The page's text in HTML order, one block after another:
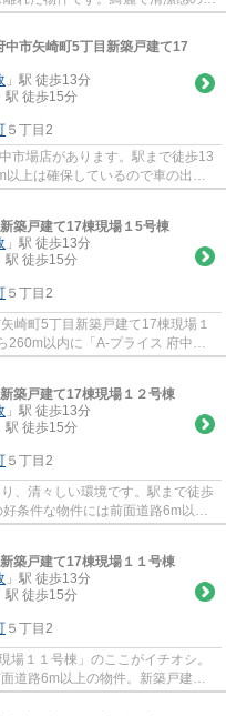
車し...
市矢崎町5丁目新築戸建て17
」駅 徒歩13分
駅 徒歩15分
５丁目2
市場店があります。駅まで徒歩13
上は確保しているので車の出し
ホーム...
築戸建て17棟現場１5号棟
」駅 徒歩13分
駅 徒歩15分
５丁目2
崎町5丁目新築戸建て17棟現場１
260m以内に「A-プライス 府中市
駅徒歩...
築戸建て17棟現場１２号棟
」駅 徒歩13分
駅 徒歩15分
５丁目2
、清々しい環境です。駅まで徒歩
条件な物件には前面道路6m以上
る西...
築戸建て17棟現場１１号棟
」駅 徒歩13分
駅 徒歩15分
５丁目2
場１１号棟」のここがイチオシ。
道路6m以上の物件。新築戸建て
に変更...